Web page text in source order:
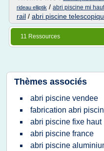
rideau elliptik / abri piscine mi
rail / abri piscine
11 Ressources
Thèmes associés
abri piscine vendee
fabrication abri
abri piscine fixe haut
abri piscine france
abri piscine